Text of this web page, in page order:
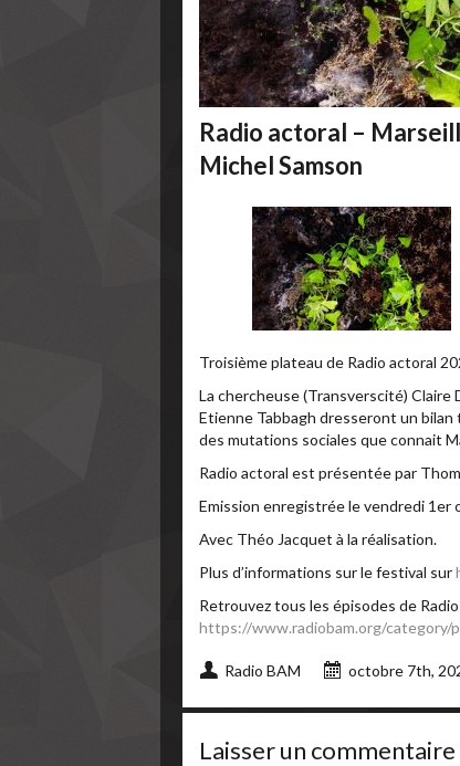
Radio actoral –
Michel Samson
Troisième plateau de Radio actoral
La chercheuse (Transverscité)
Etienne Tabbagh dresseront un
des mutations sociales que connait
Radio actoral est présentée par
Emission enregistrée le vendredi 1er
Avec Théo Jacquet à la réalisation.
Plus d’informations sur le festival sur
Retrouvez tous les épisodes de
https://www.radiobam.org/category/
Radio BAM octobre 7th,
Laisser un commentaire